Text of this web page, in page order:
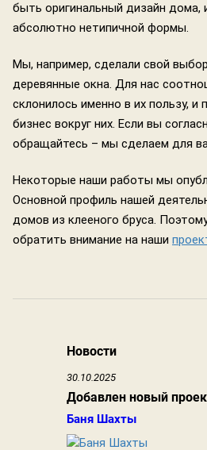
быть оригинальный дизайн дома,
абсолютно нетипичной формы.
Мы, например, сделали свой
деревянные окна. Для нас
склонилось именно в их пользу,
бизнес вокруг них. Если вы
обращайтесь – мы сделаем для
Некоторые наши работы мы
Основной профиль нашей
домов из клееного бруса.
обратить внимание на наши
Новости
30.10.2025
Добавлен новый
Баня Шахты